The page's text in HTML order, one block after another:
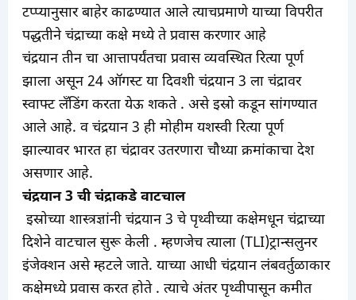
टप्प्यानुसार बाहेर काढण्यात आले त्याचप्रमाणे याच्या विपरीत
पद्धतीने चंद्राच्या कक्षे मध्ये ते प्रवास करणार आहे
चंद्रयान तीन चा आत्तापर्यंतचा प्रवास व्यवस्थित रित्या पूर्ण
झाला असून 24 ऑगस्ट या दिवशी चंद्रयान 3 ला चंद्रावर
स्वाफ्ट लँडिंग करता येऊ शकते . असे इस्रो कडून सांगण्यात
आले आहे. व चंद्रयान 3 ही मोहीम यशस्वी रित्या पूर्ण
झाल्यावर भारत हा चंद्रावर उतरणारा चौथ्या क्रमांकाचा देश
असणार आहे.
चंद्रयान 3 ची चंद्राकडे वाटचाल
इस्रोच्या शास्त्रज्ञांनी चंद्रयान 3 चे पृथ्वीच्या कक्षेमधून चंद्राच्या
दिशेने वाटचाल सुरू केली . म्हणजेच त्याला (TLI)ट्रान्सलुनर
इंजेक्शन असे म्हटले जाते. याच्या आधी चंद्रयान लंबवर्तुळाकार
कक्षेमध्ये प्रवास करत होते . त्याचे अंतर पृथ्वीपासून कमीत